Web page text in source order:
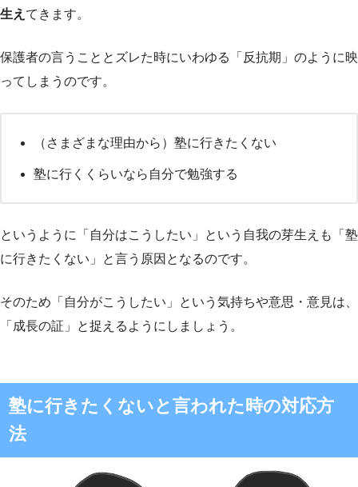
生え てきます。
保護者の言うこととズレた時にいわゆる「反抗期」のように映
ってしまうのです。
（さまざまな理由から）塾に行きたくない
塾に行くくらいなら自分で勉強する
というように「自分はこうしたい」という自我の芽生えも「塾
に行きたくない」と言う原因となるのです。
そのため「自分がこうしたい」という気持ちや意思・意見は、
「成長の証」と捉えるようにしましょう。
塾に行きたくないと言われた時の対応方
法